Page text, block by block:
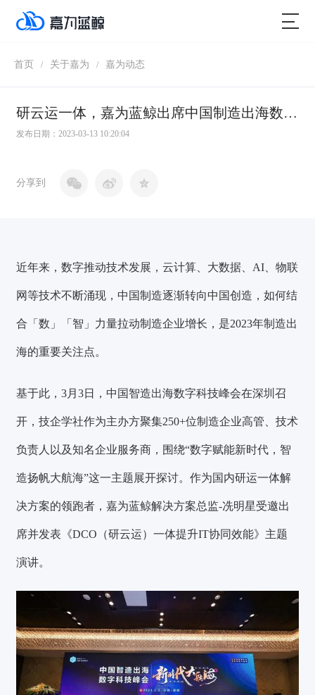
首页 / 关于嘉为 / 嘉为动态
研云运一体，嘉为蓝鲸出席中国制造出海数字科技峰会
发布日期：2023-03-13 10:20:04
分享到
近年来，数字推动技术发展，云计算、大数据、AI、物联
网等技术不断涌现，中国制造逐渐转向中国创造，如何结
合「数」「智」力量拉动制造企业增长，是2023年制造出
海的重要关注点。
基于此，3月3日，中国智造出海数字科技峰会在深圳召
开，技企学社作为主办方聚集250+位制造企业高管、技术
负责人以及知名企业服务商，围绕“数字赋能新时代，智
造扬帆大航海”这一主题展开探讨。作为国内研运一体解
决方案的领跑者，嘉为蓝鲸解决方案总监-冼明星受邀出
席并发表 《DCO（研云运）一体提升IT协同效能》 主题
演讲。